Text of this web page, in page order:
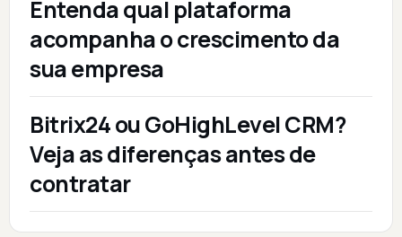
Entenda qual plataforma
acompanha o crescimento da
sua empresa
Bitrix24 ou GoHighLevel CRM?
Veja as diferenças antes de
contratar